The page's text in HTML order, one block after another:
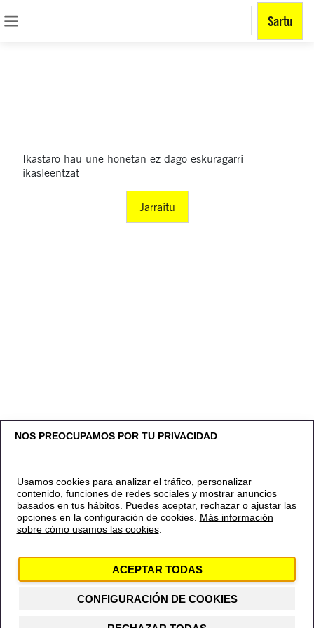
NOS PREOCUPAMOS POR TU PRIVACIDAD
Usamos cookies para analizar el tráfico, personalizar
contenido, funciones de redes sociales y mostrar anuncios
basados en tus hábitos. Puedes aceptar, rechazar o ajustar las
opciones en la configuración de cookies. Más información
sobre cómo usamos las cookies.
CONFIGURACIÓN DE COOKIES
ACEPTAR TODAS
Joan eduki nagusira zuzenean Sartu
Ikastaro hau une honetan ez dago eskuragarri
ikasleentzat
Jarraitu
Contacto Política de privacidad
cookies
Aviso Legal Canal Ético
© 2024 Amnistía Internacional España